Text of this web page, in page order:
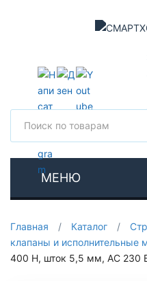
МЕНЮ
Главная / Каталог /
клапаны и исполнительные
400 Н, шток 5,5 мм, AC 230